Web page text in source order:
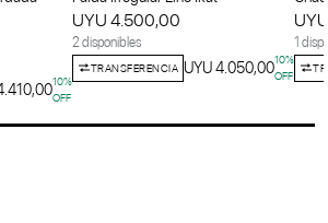
10%
OFF
UYU 4.500,00
2 disponibles
TRANSFERENCIA UYU 4.050,0010%
OFF
1